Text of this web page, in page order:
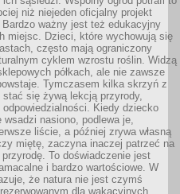
niż niejeden oficjalny projekt
ważny jest też edukacyjny
miejsc. Dzieci, które wychowują się
często mają ograniczony
cyklem wzrostu roślin. Widzą
półkach, ale nie zawsze
Tymczasem kilka skrzyń z
się żywą lekcją przyrody,
Kiedy dziecko
wsadzi nasiono, podlewa je,
liście, a później zrywa własną
miętę, zaczyna inaczej patrzeć na
To doświadczenie jest
i bardzo wartościowe. W
że natura nie jest czymś
dla wakacyjnych